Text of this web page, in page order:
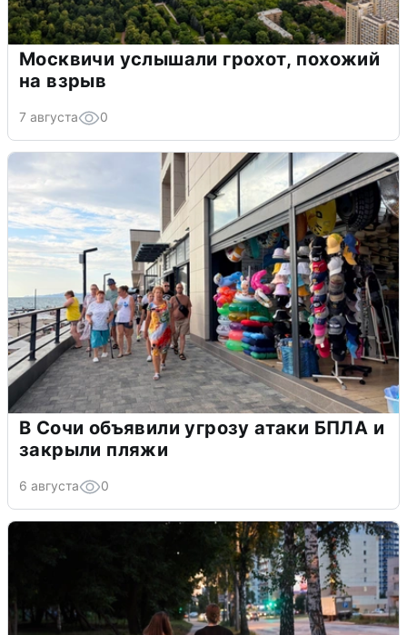
Москвичи услышали грохот, похожий
на взрыв
7 августа 0
В Сочи объявили угрозу атаки БПЛА и
закрыли пляжи
6 августа 0